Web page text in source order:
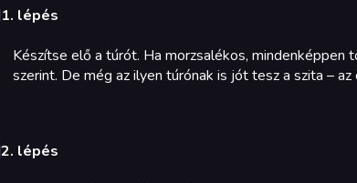
1. lépés
Készítse elő a túrót. Ha morzsalékos,
szerint. De még az ilyen túrónak is jót tesz a szita –
2. lépés